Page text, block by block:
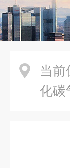
当前
化碳